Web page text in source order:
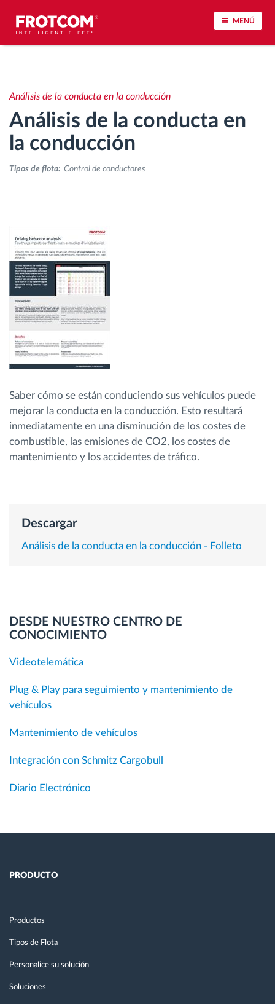
MENÚ
Seguimiento del tiempo de conducción
Gestión de plantilla
Control de acceso
Gestión de combustible
Planificación y seguimiento de rutas
Identificación automática del conductor
¿Cómo podemos ayudar en el control de la
actividad de su flota?
Análisis de la conducta en la conducción
Análisis de la conducta en
la conducción
Tipos de flota: Control de conductores
Saber cómo se están conduciendo sus vehículos puede
mejorar la conducta en la conducción. Esto resultará
inmediatamente en una disminución de los costes de
combustible, las emisiones de CO2, los costes de
mantenimiento y los accidentes de tráfico.
Descargar
Análisis de la conducta en la conducción - Folleto
DESDE NUESTRO CENTRO DE
CONOCIMIENTO
Videotelemática
Plug & Play para seguimiento y mantenimiento de
vehículos
Mantenimiento de vehículos
Integración con Schmitz Cargobull
Diario Electrónico
PRODUCTO
Productos
Tipos de Flota
Personalice su solución
Soluciones